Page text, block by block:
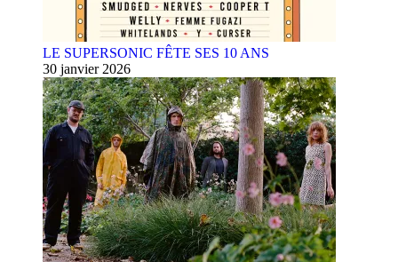
LE SUPERSONIC FÊTE SES 10 ANS
30 janvier 2026